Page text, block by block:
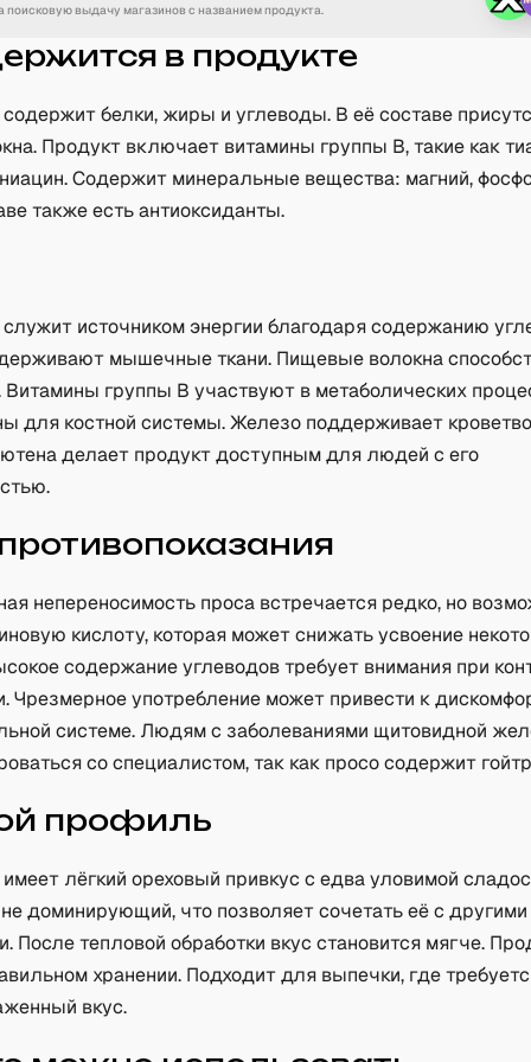
выдачу магазинов с названием продукта.
в продукте
белки, жиры и углеводы. В её составе
Продукт включает витамины группы B, такие как
Содержит минеральные вещества: магний,
также есть антиоксиданты.
источником энергии благодаря содержанию
мышечные ткани. Пищевые волокна
группы B участвуют в метаболических
для костной системы. Железо поддерживает
делает продукт доступным для людей с его
непереносимость проса встречается редко, но
кислоту, которая может снижать усвоение
содержание углеводов требует внимания при
Чрезмерное употребление может привести к
системе. Людям с заболеваниями щитовидной
со специалистом, так как просо содержит
профиль
лёгкий ореховый привкус с едва уловимой
доминирующий, что позволяет сочетать её с другими
После тепловой обработки вкус становится мягче.
хранении. Подходит для выпечки, где
вкус.